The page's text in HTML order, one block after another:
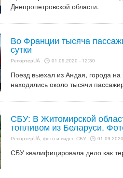
Днепропетровской области.
Во Франции тысяча
сутки
РепортерUA 01.09.2020 - 12:30
Поезд выехал из Андая, города
находились около тысячи
СБУ: В Житомирской
топливом из Беларуси.
РепортерUA, фото и видео СБУ
СБУ квалифицировала дело как